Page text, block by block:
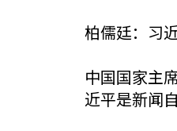
柏儒廷：习
中国国家主
近平是新闻